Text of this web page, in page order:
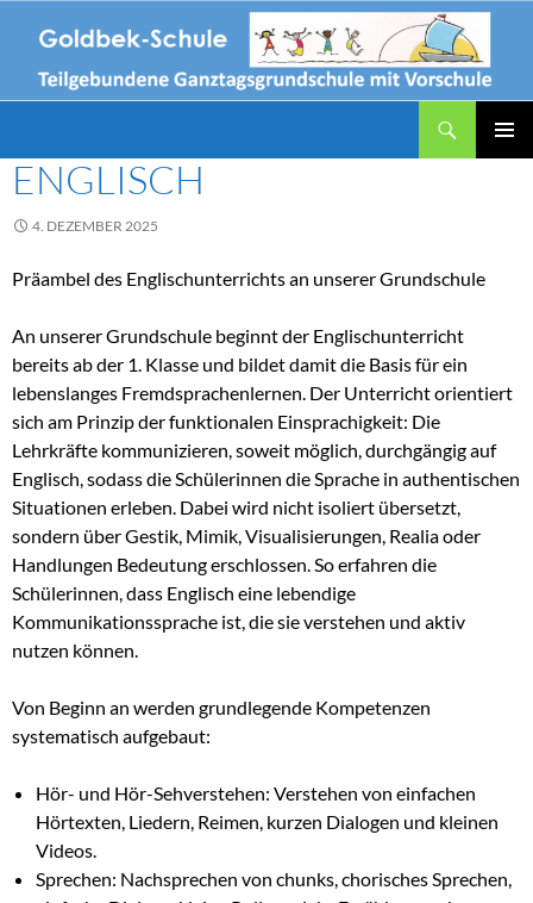
Inhalt
springen
ENGLISCH
4. DEZEMBER 2025
Präambel des Englischunterrichts an unserer Grundschule
An unserer Grundschule beginnt der Englischunterricht
bereits ab der 1. Klasse und bildet damit die Basis für ein
lebenslanges Fremdsprachenlernen. Der Unterricht orientiert
sich am Prinzip der funktionalen Einsprachigkeit: Die
Lehrkräfte kommunizieren, soweit möglich, durchgängig auf
Englisch, sodass die Schülerinnen die Sprache in authentischen
Situationen erleben. Dabei wird nicht isoliert übersetzt,
sondern über Gestik, Mimik, Visualisierungen, Realia oder
Handlungen Bedeutung erschlossen. So erfahren die
Schülerinnen, dass Englisch eine lebendige
Kommunikationssprache ist, die sie verstehen und aktiv
nutzen können.
Von Beginn an werden grundlegende Kompetenzen
systematisch aufgebaut:
Hör- und Hör-Sehverstehen: Verstehen von einfachen
Hörtexten, Liedern, Reimen, kurzen Dialogen und kleinen
Videos.
Sprechen: Nachsprechen von chunks, chorisches Sprechen,